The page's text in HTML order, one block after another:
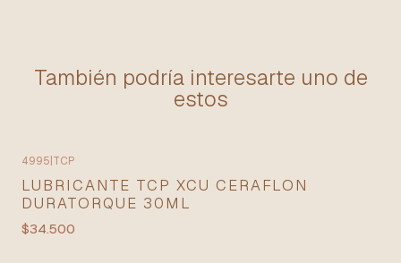
También podría interesarte uno de
estos
4995 TCP
LUBRICANTE TCP XCU CERAFLON
DURATORQUE 30ML
$34.500